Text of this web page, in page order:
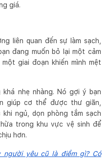
giá.
liên quan đến sự làm sạch,
đang muốn bỏ lại một cảm
giai đoạn khiến mình mệt
nhẹ nhàng. Nó gợi ý bạn
giúp cơ thể được thư giãn,
ngủ, dọn phòng tắm sạch
trong khu vực vệ sinh để
hơn.
người yêu cũ là điềm gì? Có